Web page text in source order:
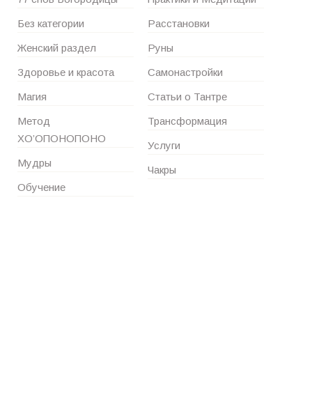
Без категории
Женский раздел
Здоровье и красота
Магия
Метод
ХО’ОПОНОПОНО
Мудры
Обучение
Расстановки
Руны
Самонастройки
Статьи о Тантре
Трансформация
Услуги
Чакры